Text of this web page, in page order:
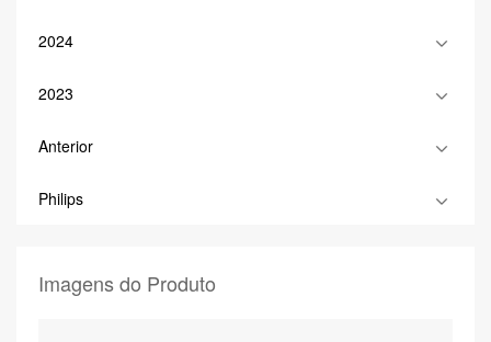
2024
2023
Anterior
Philips
Imagens do Produto